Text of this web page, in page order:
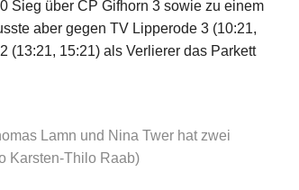
Sieg über CP Gifhorn 3 sowie zu einem
aber gegen TV Lipperode 3 (10:21,
(13:21, 15:21) als Verlierer das Parkett
Lamn und Nina Twer hat zwei
Karsten-Thilo Raab)